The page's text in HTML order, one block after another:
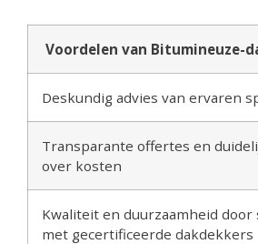
Voordelen van Bitumineuze-
Deskundig advies van ervaren
Transparante offertes en
over kosten
Kwaliteit en duurzaamheid
met gecertificeerde dakdekkers